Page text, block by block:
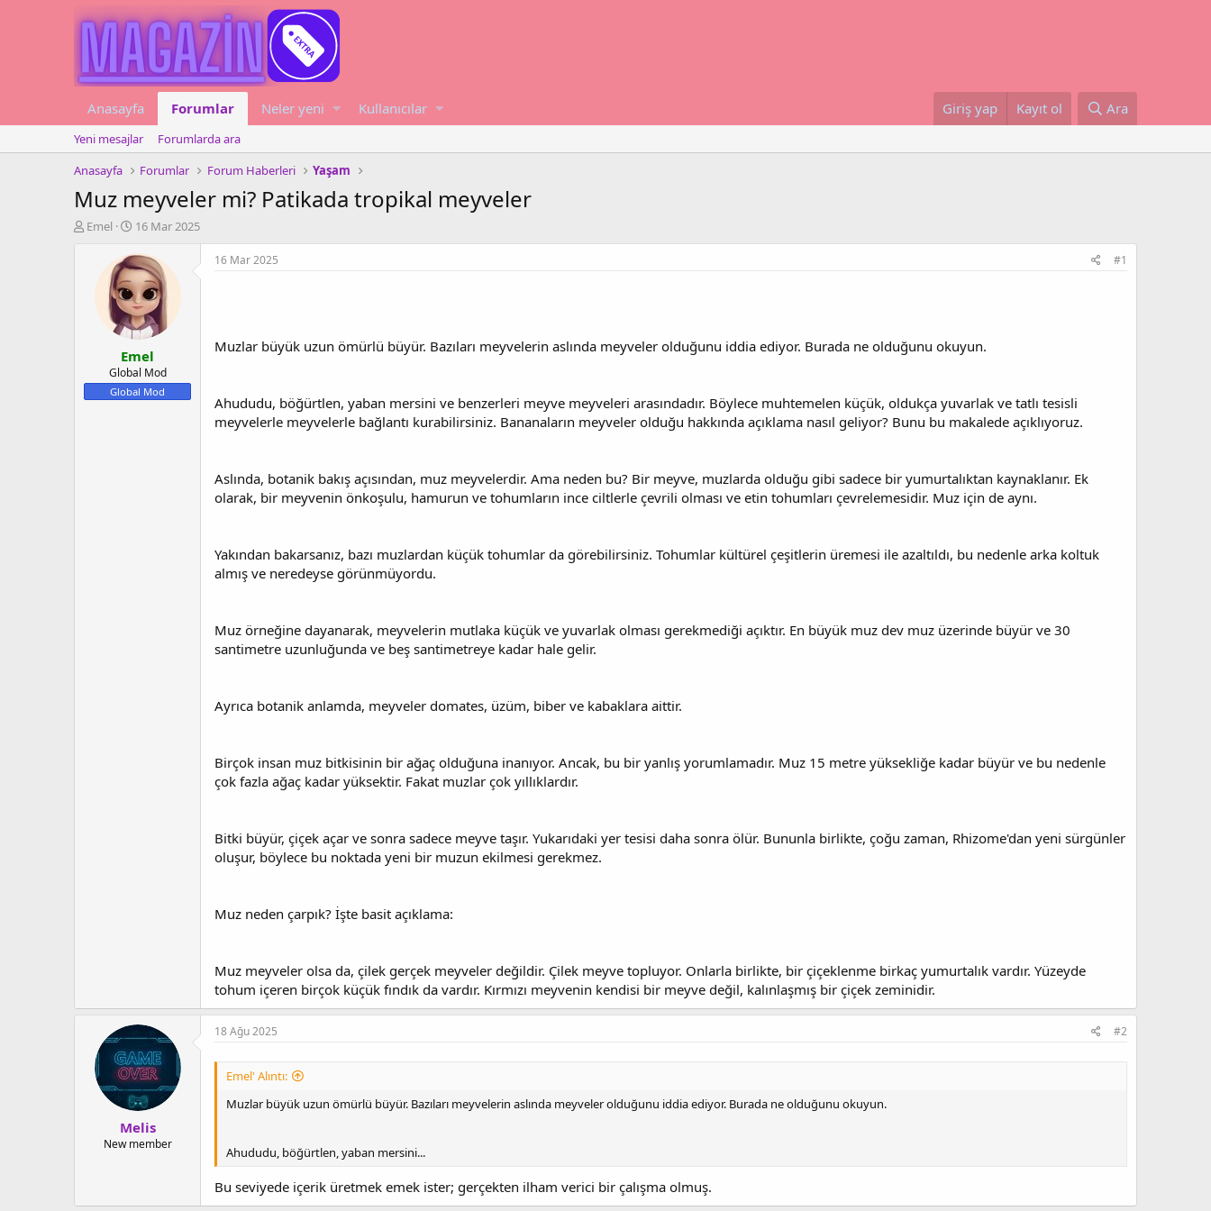
Anasayfa Forumlar Neler yeni Kullanıcılar Giriş yap Kayıt ol Ara
Yeni mesajlar
Forumlarda ara
Anasayfa
Forumlar Forum Haberleri Yaşam
Muz meyveler mi? Patikada tropikal meyveler
K
a
t
Emel
B
ş
l
a
n
g
ı
ç
t
a
r
16 Mar 2025
Emel
Global Mod
Global Mod
16 Mar 2025 #1
Muzlar büyük uzun ömürlü büyür. Bazıları meyvelerin aslında meyveler olduğunu iddia ediyor. Burada ne olduğunu okuyun.
Ahududu, böğürtlen, yaban mersini ve benzerleri meyve meyveleri arasındadır. Böylece muhtemelen küçük, oldukça yuvarlak ve tatlı tesisli
meyvelerle meyvelerle bağlantı kurabilirsiniz. Bananaların meyveler olduğu hakkında açıklama nasıl geliyor? Bunu bu makalede açıklıyoruz.
Aslında, botanik bakış açısından, muz meyvelerdir. Ama neden bu? Bir meyve, muzlarda olduğu gibi sadece bir yumurtalıktan kaynaklanır. Ek
olarak, bir meyvenin önkoşulu, hamurun ve tohumların ince ciltlerle çevrili olması ve etin tohumları çevrelemesidir. Muz için de aynı.
Yakından bakarsanız, bazı muzlardan küçük tohumlar da görebilirsiniz. Tohumlar kültürel çeşitlerin üremesi ile azaltıldı, bu nedenle arka koltuk
almış ve neredeyse görünmüyordu.
Muz örneğine dayanarak, meyvelerin mutlaka küçük ve yuvarlak olması gerekmediği açıktır. En büyük muz dev muz üzerinde büyür ve 30
santimetre uzunluğunda ve beş santimetreye kadar hale gelir.
Ayrıca botanik anlamda, meyveler domates, üzüm, biber ve kabaklara aittir.
Birçok insan muz bitkisinin bir ağaç olduğuna inanıyor. Ancak, bu bir yanlış yorumlamadır. Muz 15 metre yüksekliğe kadar büyür ve bu nedenle
çok fazla ağaç kadar yüksektir. Fakat muzlar çok yıllıklardır.
Bitki büyür, çiçek açar ve sonra sadece meyve taşır. Yukarıdaki yer tesisi daha sonra ölür. Bununla birlikte, çoğu zaman, Rhizome'dan yeni sürgünler
oluşur, böylece bu noktada yeni bir muzun ekilmesi gerekmez.
Muz neden çarpık? İşte basit açıklama:
Muz meyveler olsa da, çilek gerçek meyveler değildir. Çilek meyve topluyor. Onlarla birlikte, bir çiçeklenme birkaç yumurtalık vardır. Yüzeyde
tohum içeren birçok küçük fındık da vardır. Kırmızı meyvenin kendisi bir meyve değil, kalınlaşmış bir çiçek zeminidir.
Melis
New member
18 Ağu 2025 #2
Emel' Alıntı:
Muzlar büyük uzun ömürlü büyür. Bazıları meyvelerin aslında meyveler olduğunu iddia ediyor. Burada ne olduğunu okuyun.
Ahududu, böğürtlen, yaban mersini...
Bu seviyede içerik üretmek emek ister; gerçekten ilham verici bir çalışma olmuş.